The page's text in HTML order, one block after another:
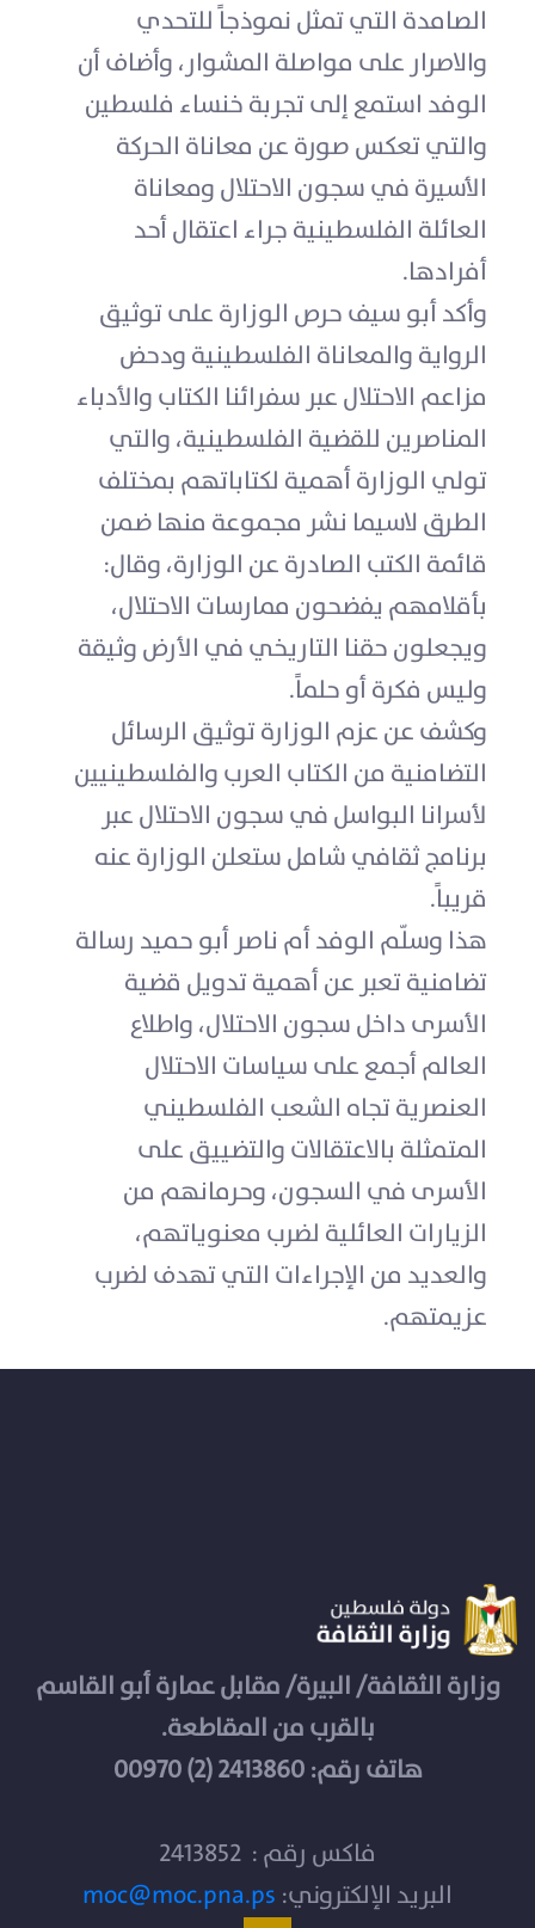
الصامدة التي تمثل نموذجاً للتحدي
والاصرار على مواصلة المشوار، وأضاف أن
الوفد استمع إلى تجربة خنساء فلسطين
والتي تعكس صورة عن معاناة الحركة
الأسيرة في سجون الاحتلال ومعاناة
العائلة الفلسطينية جراء اعتقال أحد
أفرادها.
وأكد أبو سيف حرص الوزارة على توثيق
الرواية والمعاناة الفلسطينية ودحض
مزاعم الاحتلال عبر سفرائنا الكتاب والأدباء
المناصرين للقضية الفلسطينية، والتي
تولي الوزارة أهمية لكتاباتهم بمختلف
الطرق لاسيما نشر مجموعة منها ضمن
قائمة الكتب الصادرة عن الوزارة، وقال:
بأقلامهم يفضحون ممارسات الاحتلال،
ويجعلون حقنا التاريخي في الأرض وثيقة
وليس فكرة أو حلماً.
وكشف عن عزم الوزارة توثيق الرسائل
التضامنية من الكتاب العرب والفلسطينيين
لأسرانا البواسل في سجون الاحتلال عبر
برنامج ثقافي شامل ستعلن الوزارة عنه
قريباً.
هذا وسلّم الوفد أم ناصر أبو حميد رسالة
تضامنية تعبر عن أهمية تدويل قضية
الأسرى داخل سجون الاحتلال، واطلاع
العالم أجمع على سياسات الاحتلال
العنصرية تجاه الشعب الفلسطيني
المتمثلة بالاعتقالات والتضييق على
الأسرى في السجون، وحرمانهم من
الزيارات العائلية لضرب معنوياتهم،
والعديد من الإجراءات التي تهدف لضرب
عزيمتهم.
وزارة الثقافة/ البيرة/ مقابل عمارة أبو القاسم
بالقرب من المقاطعة.
هاتف رقم: 2413860 (2) 00970
فاكس رقم : 2413852
البريد الإلكتروني: moc@moc.pna.ps